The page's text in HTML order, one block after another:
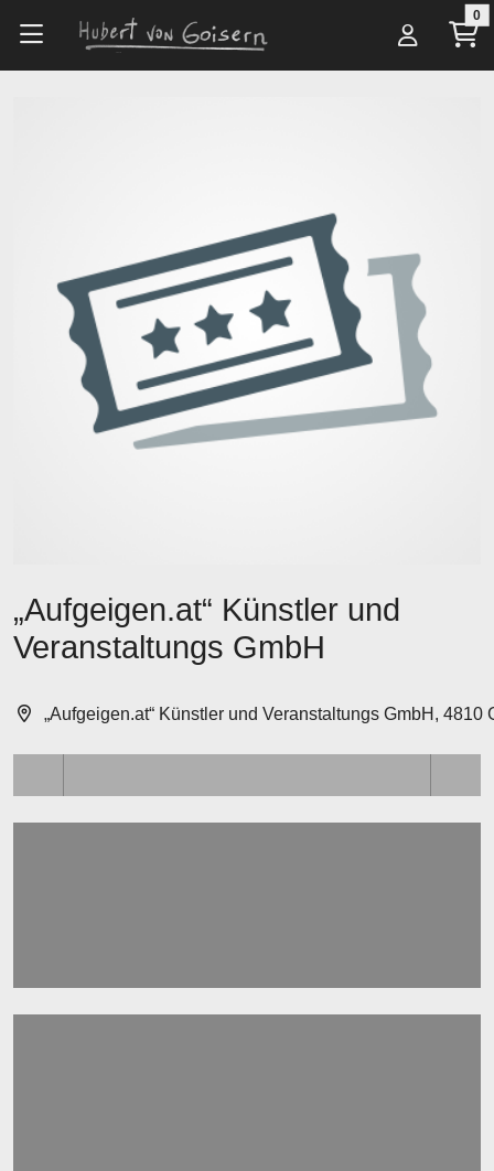
Zum Hauptinhalt springen 0
Alle Artikel
Veranstalter*innen
„Aufgeigen.at“ Künstler und
Veranstaltungs GmbH
„Aufgeigen.at“ Künstler und Veranstaltungs GmbH, 4810